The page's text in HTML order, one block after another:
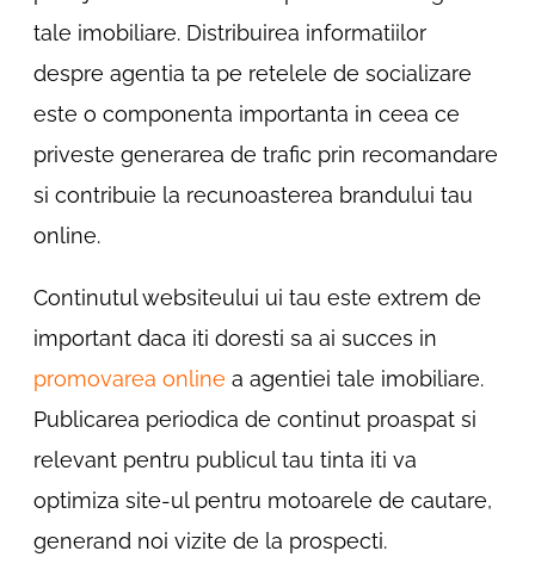
tale imobiliare. Distribuirea informatiilor
despre agentia ta pe retelele de socializare
este o componenta importanta in ceea ce
priveste generarea de trafic prin recomandare
si contribuie la recunoasterea brandului tau
online.
Continutul websiteului ui tau este extrem de
important daca iti doresti sa ai succes in
promovarea online a agentiei tale imobiliare.
Publicarea periodica de continut proaspat si
relevant pentru publicul tau tinta iti va
optimiza site-ul pentru motoarele de cautare,
generand noi vizite de la prospecti.